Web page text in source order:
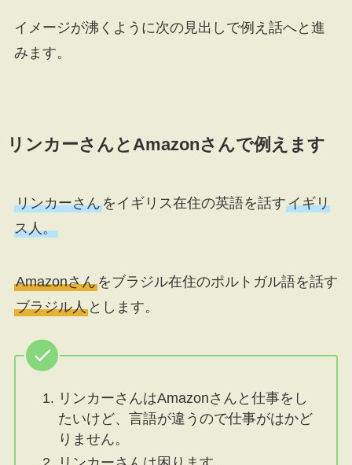
イメージが沸くように次の見出しで例え話へと進
みます。
リンカーさんとAmazonさんで例えます
リンカーさんをイギリス在住の英語を話すイギリ
ス人。
Amazonさんをブラジル在住のポルトガル語を話す
ブラジル人とします。
リンカーさんはAmazonさんと仕事をし
たいけど、言語が違うので仕事がはかど
りません。